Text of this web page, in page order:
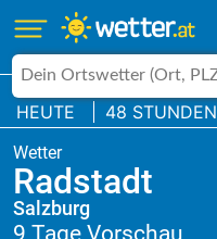
HEUTE 48 STUNDEN
Radstadt
Salzburg